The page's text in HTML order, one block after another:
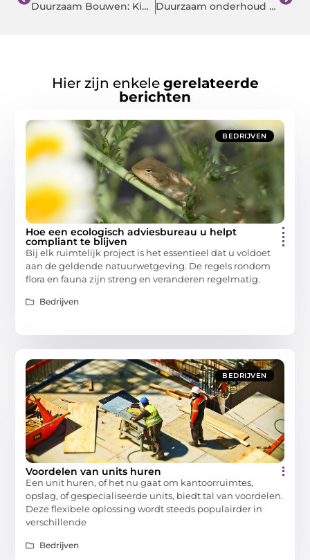
Duurzaam Bouwen: Kies voor een Vooruitstrevend Bouwbedrijf Duurzaam onderhoud en vakkundige reparaties: De Dakmakers leveren topkwaliteit
Hier zijn enkele gerelateerde
berichten
BEDRIJVEN
Hoe een ecologisch adviesbureau u helpt
compliant te blijven
Bij elk ruimtelijk project is het essentieel dat u voldoet
aan de geldende natuurwetgeving. De regels rondom
flora en fauna zijn streng en veranderen regelmatig.
Bedrijven
BEDRIJVEN
Voordelen van units huren
Een unit huren, of het nu gaat om kantoorruimtes,
opslag, of gespecialiseerde units, biedt tal van voordelen.
Deze flexibele oplossing wordt steeds populairder in
verschillende
Bedrijven